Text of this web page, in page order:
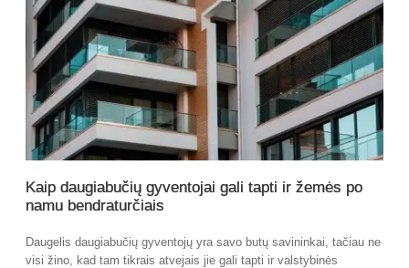
Kaip daugiabučių gyventojai gali tapti ir žemės po
namu bendraturčiais
Daugelis daugiabučių gyventojų yra savo butų savininkai, tačiau ne
visi žino, kad tam tikrais atvejais jie gali tapti ir valstybinės